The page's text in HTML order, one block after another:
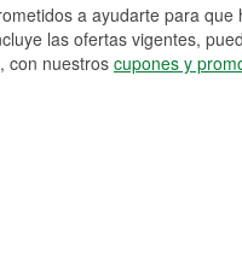
a ayudarte para
las ofertas vigentes,
con nuestros cupones y